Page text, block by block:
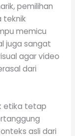
pemilihan
teknik
memicu
juga sangat
agar video
dari
etika tetap
asli dari